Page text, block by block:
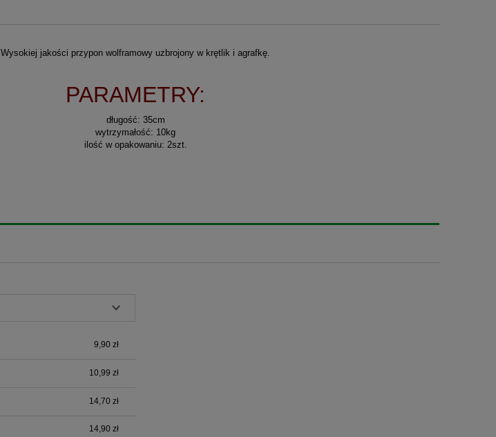
Wysokiej jakości przypon wolframowy uzbrojony w krętlik i agrafkę.
PARAMETRY:
długość: 35cm
wytrzymałość: 10kg
ilość w opakowaniu: 2szt.
9,90 zł
10,99 zł
14,70 zł
14,90 zł